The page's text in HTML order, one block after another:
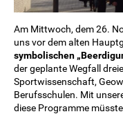
Am Mittwoch, dem 26.
uns vor dem alten
symbolischen
der geplante Wegfall
Sportwissenschaft,
Berufsschulen. Mit
diese Programme